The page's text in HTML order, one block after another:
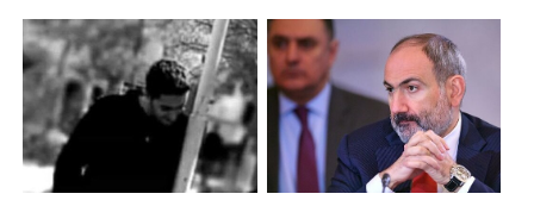
rəhbəri Emin Axundov deyib. "Minik
avtomobillərinin növbəti aydan
satışa çıxarılması planlaşdırılır
xidməti məlumat yayıb. Bildirilib ki,
təxminən bir həftə əvvəl Rusiyanın
hakim "Vahid Rusiya"